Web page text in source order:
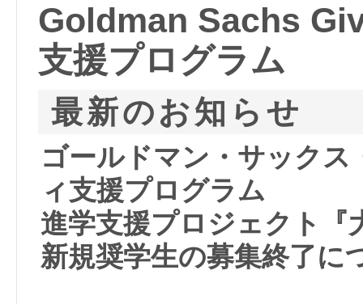
Goldman Sachs
支援プログラム
最新のお知らせ
ゴールドマン・サック
ィ支援プログラム
進学支援プロジェクト『
新規奨学生の募集終了に